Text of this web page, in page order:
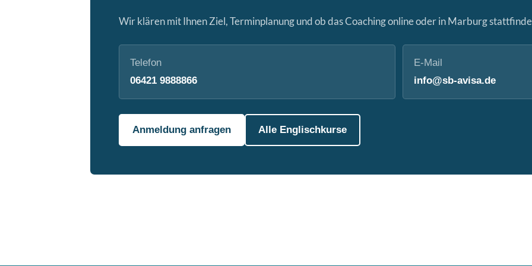
Wir klären mit Ihnen Ziel, Terminplanung und ob das Coaching online oder in Marburg
Telefon
06421 9888866
E-Mail
info@sb-avisa.de
Anmeldung anfragen Alle Englischkurse